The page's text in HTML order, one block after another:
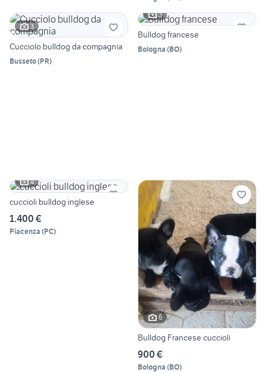
3
Cucciolo bulldog da compagnia
Busseto(PR)
3
Bulldog francese
Bologna (BO)
4
cuccioli bulldog inglese
1.400 €
Piacenza (PC)
6
Bulldog Francese cuccioli
900 €
Bologna (BO)